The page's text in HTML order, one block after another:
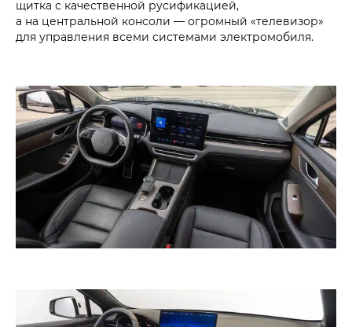
щитка с качественной русификацией,
а на центральной консоли — огромный «телевизор»
для управления всеми системами электромобиля.